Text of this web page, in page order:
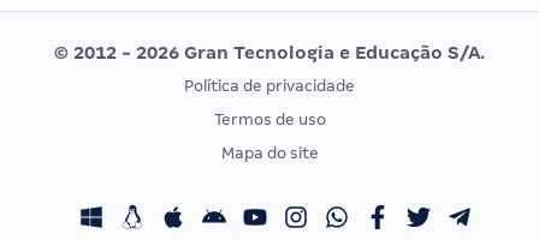
Editais publicados
Vunesp
CONCURSOS POR PROFISSÃO
Concursos Fiscais
EXAME DE ORDEM
Calendário OAB
© 2012 - 2026 Gran Tecnologia e Educação S/A.
Política de privacidade
Termos de uso
Mapa do site